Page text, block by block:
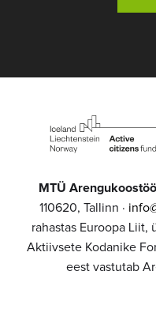
MTÜ
110620, Tallinn ·
rahastas Euroopa Liit,
Aktiivsete Kodanike
eest vastutab